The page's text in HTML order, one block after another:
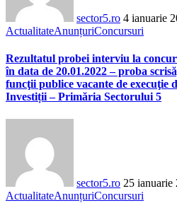
sector5.ro 4 ianuarie
ActualitateAnunțuriConcursuri
Rezultatul probei interviu la
în data de 20.01.2022 – proba
funcţii publice vacante de execuţie
Investiții – Primăria Sectorului 5
sector5.ro 25 ianuarie
ActualitateAnunțuriConcursuri